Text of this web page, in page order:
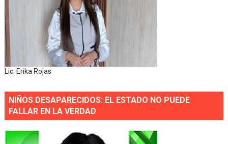
Lic. Erika Rojas
NIÑOS DESAPARECIDOS: EL ESTADO NO PUEDE
FALLAR EN LA VERDAD